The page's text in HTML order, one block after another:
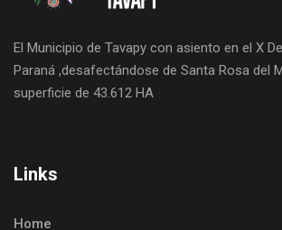
El Municipio de Tavapy con asiento en el X
Paraná ,desafectándose de Santa Rosa del
superficie de 43.612 HA
Links
Home